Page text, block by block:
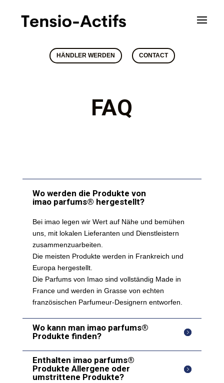
HÄNDLER WERDEN CONTACT
FAQ
Wo werden die Produkte von
imao parfums® hergestellt?
Bei imao legen wir Wert auf Nähe und bemühen
uns, mit lokalen Lieferanten und Dienstleistern
zusammenzuarbeiten.
Die meisten Produkte werden in Frankreich und
Europa hergestellt.
Die Parfums von Imao sind vollständig Made in
France und werden in Grasse von echten
französischen Parfumeur-Designern entworfen.
Wo kann man imao parfums®
Produkte finden?
Enthalten imao parfums®
Produkte Allergene oder
umstrittene Produkte?